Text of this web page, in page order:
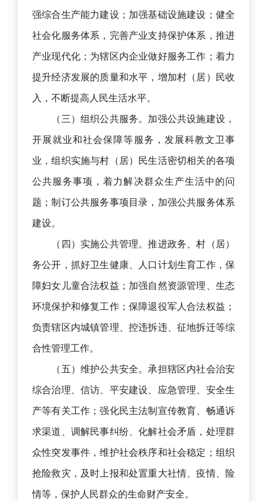
强综合生产能力建设；加强基础设施建设；健全
社会化服务体系，完善产业支持保护体系，推进
产业现代化；为辖区内企业做好服务工作；着力
提升经济发展的质量和水平，增加村（居）民收
入，不断提高人民生活水平。
（三）组织公共服务。加强公共设施建设，
开展就业和社会保障等服务，发展科教文卫事
业，组织实施与村（居）民生活密切相关的各项
公共服务事项，着力解决群众生产生活中的问
题；制订公共服务事项目录，加强公共服务体系
建设。
（四）实施公共管理。推进政务、村（居）
务公开，抓好卫生健康、人口计划生育工作，保
障妇女儿童合法权益；加强自然资源管理、生态
环境保护和修复工作；保障退役军人合法权益；
负责辖区内城镇管理、控违拆违、征地拆迁等综
合性管理工作。
（五）维护公共安全。承担辖区内社会治安
综合治理、信访、平安建设、应急管理、安全生
产等有关工作；强化民主法制宣传教育、畅通诉
求渠道、调解民事纠纷、化解社会矛盾，处理群
众性突发事件，维护社会秩序和社会稳定；组织
抢险救灾，及时上报和处置重大社情、疫情、险
情等，保护人民群众的生命财产安全。